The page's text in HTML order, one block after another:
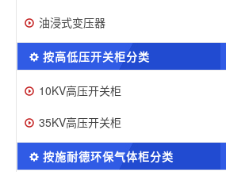
油浸式变压器
按高低压开关柜分类
10KV高压开关柜
35KV高压开关柜
按施耐德环保气体柜分类